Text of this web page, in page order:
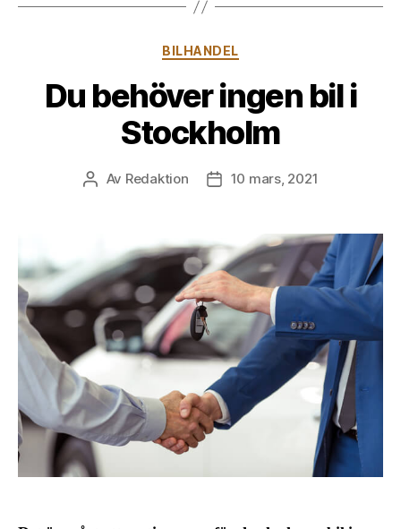
Kategorier
BILHANDEL
Du behöver ingen bil i
Stockholm
Inläggsförfattare
Av Redaktion Inläggsdatum
10 mars, 2021